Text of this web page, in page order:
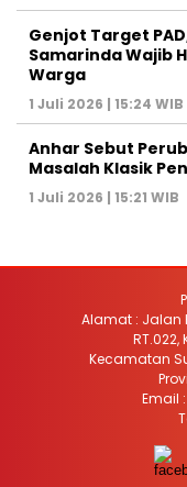
Genjot Target
Samarinda Wajib
Warga
1 Juli 2026 | 15:24 WIB
Anhar Sebut
Masalah Klasik
1 Juli 2026 | 15:21 WIB
Alamat : Jalan
RT.022,
Kecamatan
Email